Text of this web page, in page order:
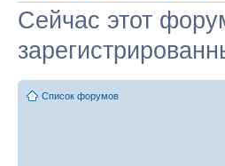
Сейчас этот
Список форумов